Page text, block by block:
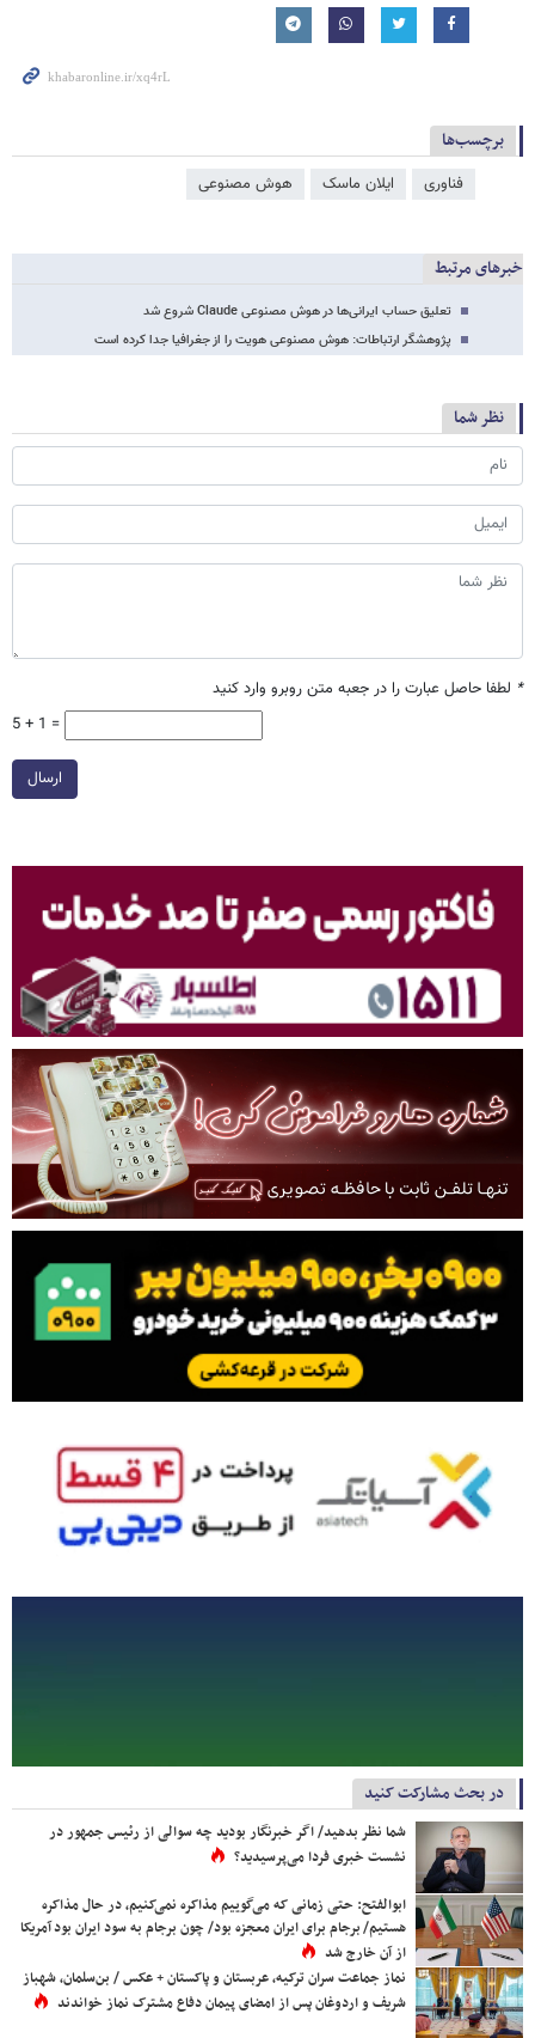
برچسب‌ها
فناوری ایلان ماسک هوش مصنوعی
خبرهای مرتبط
تعلیق حساب ایرانی‌ها در هوش مصنوعی Claude شروع شد
پژوهشگر ارتباطات: هوش مصنوعی هویت را از جغرافیا جدا کرده است
نظر شما
* لطفا حاصل عبارت را در جعبه متن روبرو وارد کنید
5 + 1 =
ارسال
در بحث مشارکت کنید
شما نظر بدهید/ اگر خبرنگار بودید چه سوالی از رئیس جمهور در
نشست خبری فردا می‌پرسیدید؟
ابوالفتح: حتی زمانی که می‌گوییم مذاکره نمی‌کنیم، در حال مذاکره
هستیم/ برجام برای ایران معجزه بود/ چون برجام به سود ایران بود آمریکا
از آن خارج شد
نماز جماعت سران ترکیه، عربستان و پاکستان + عکس / بن‌سلمان، شهباز
شریف و اردوغان پس از امضای پیمان دفاع مشترک نماز خواندند